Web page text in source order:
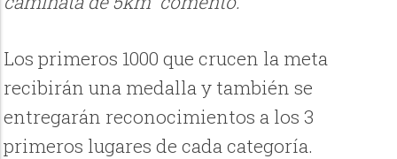
Los primeros 1000 que crucen la meta
recibirán una medalla y también se
entregarán reconocimientos a los 3
primeros lugares de cada categoría.